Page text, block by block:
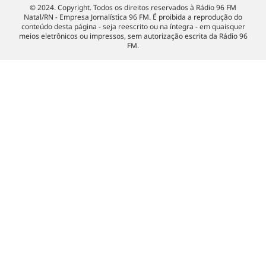
© 2024. Copyright. Todos os direitos reservados à Rádio 96 FM
Natal/RN - Empresa Jornalística 96 FM. É proibida a reprodução do
conteúdo desta página - seja reescrito ou na íntegra - em quaisquer
meios eletrônicos ou impressos, sem autorização escrita da Rádio 96
FM.